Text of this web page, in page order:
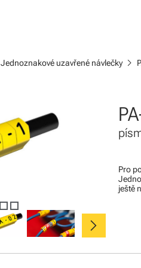
Jednoznakové uzavřené návlečkychevron_right
chevron_right
Pro
ještě